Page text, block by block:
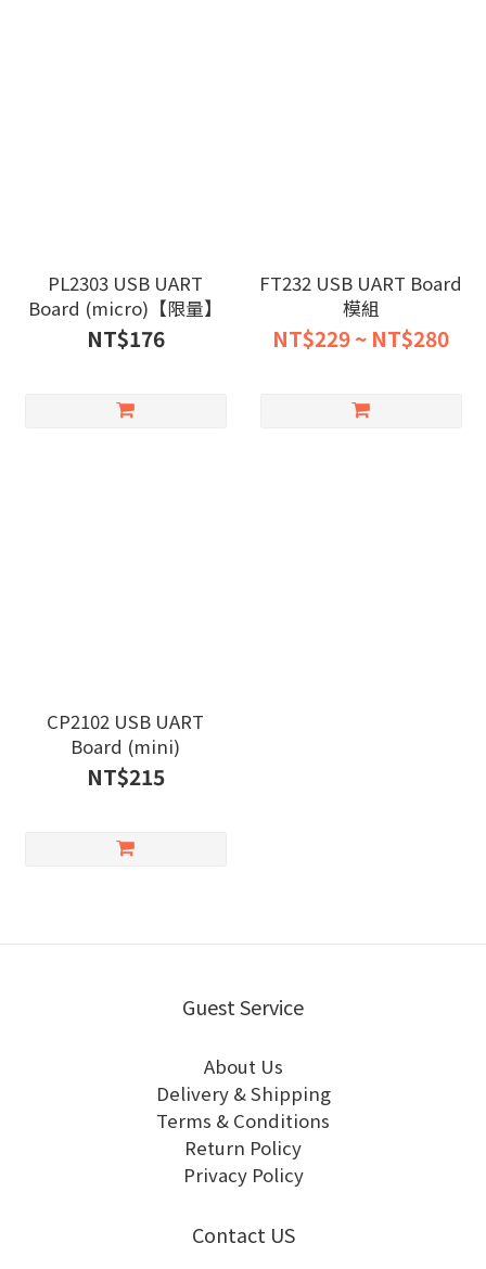
PL2303 USB UART
Board (micro)【限量】
NT$176
FT232 USB UART Board
模組
NT$229 ~ NT$280
CP2102 USB UART
Board (mini)
NT$215
Guest Service
About Us
Delivery & Shipping
Terms & Conditions
Return Policy
Privacy Policy
Contact US